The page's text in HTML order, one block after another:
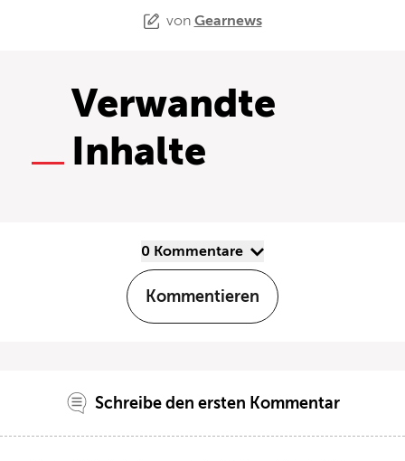
von Gearnews
Verwandte
Inhalte
0 Kommentare
Kommentieren
Schreibe den ersten Kommentar